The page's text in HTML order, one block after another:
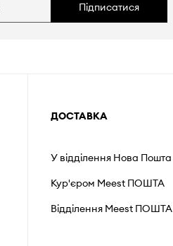
Підписатися
ДОСТАВКА
У відділення Нова Пошта
Кур'єром Meest ПОШТА
Відділення Мeest ПОШТА